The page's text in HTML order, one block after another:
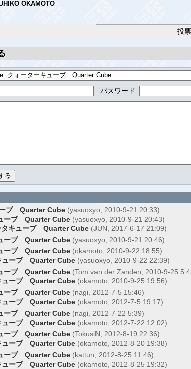
OKAMOTO
投
パスワード:
ブ Quarter Cube (yasuoxyo, 2010-9-21 20:33)
ーブ Quarter Cube (yasuoxyo, 2010-9-21 20:43)
タキューブ Quarter Cube (JUN, 2017-6-17 21:09)
ーブ Quarter Cube (yasuoxyo, 2010-9-21 20:46)
ーブ Quarter Cube (okamoto, 2010-9-22 18:55)
ューブ Quarter Cube (yasuoxyo, 2010-9-22 22:39)
ーブ Quarter Cube (Tom van der Zanden, 2010-9-25
ューブ Quarter Cube (okamoto, 2010-9-25 19:56)
ーブ Quarter Cube (nagi, 2012-7-5 15:46)
ューブ Quarter Cube (okamoto, 2012-7-5 19:17)
ーブ Quarter Cube (nagi, 2012-7-22 5:39)
ューブ Quarter Cube (okamoto, 2012-7-22 12:02)
ーブ Quarter Cube (TokusiN, 2012-8-19 22:36)
ューブ Quarter Cube (okamoto, 2012-8-20 19:38)
ーブ Quarter Cube (kattun, 2012-8-25 11:46)
ューブ Quarter Cube (okamoto, 2012-8-25 19:32)